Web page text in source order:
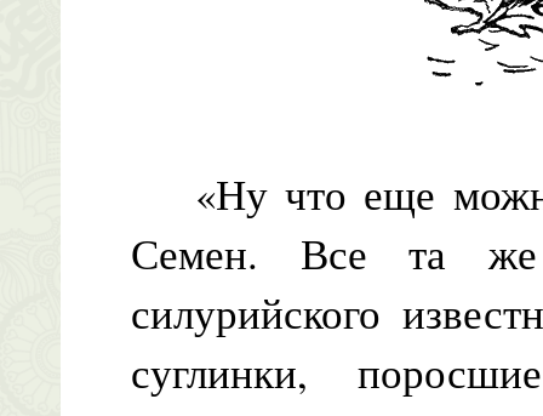
«Ну что еще
Семен. Все та же
силурийского
суглинки,